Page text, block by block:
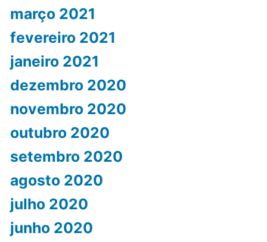
março 2021
fevereiro 2021
janeiro 2021
dezembro 2020
novembro 2020
outubro 2020
setembro 2020
agosto 2020
julho 2020
junho 2020